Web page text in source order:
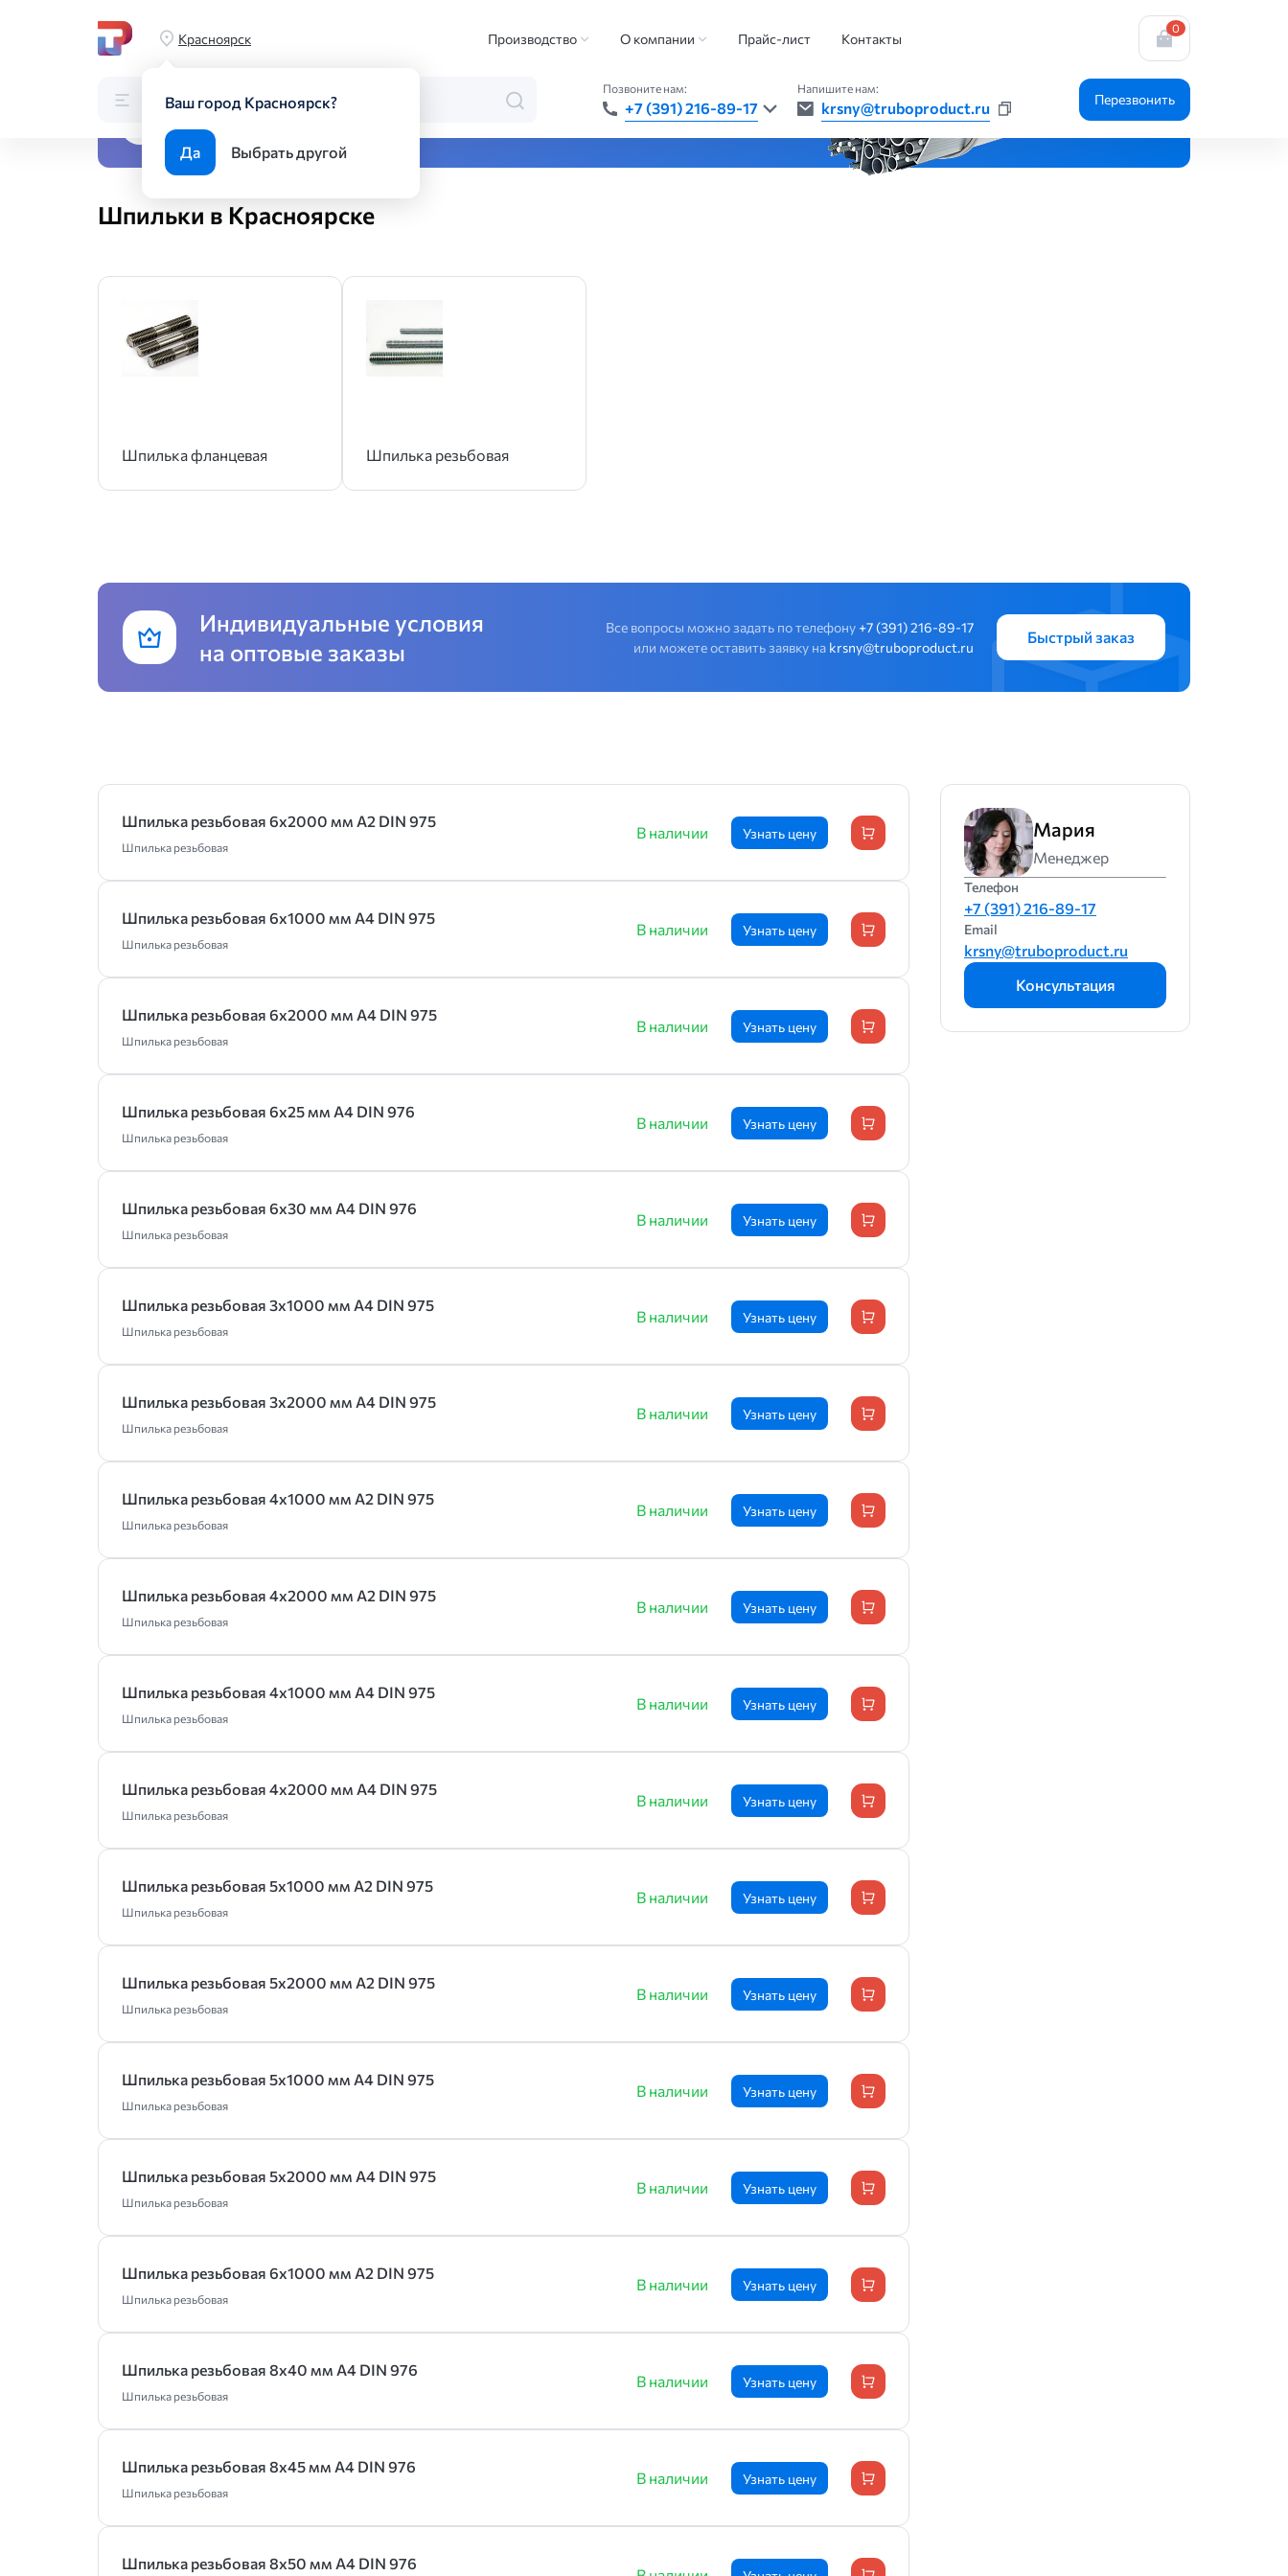
Красноярск
Ваш город Красноярск?
Да Выбрать другой
Производство О компании Прайс-лист Контакты
0
Каталог Поиск по каталогу
Позвоните нам:
+7 (391) 216-89-17
Напишите нам:
krsny@truboproduct.ru Перезвонить
Главная Каталог
Все виды металлопроката — быстро, точно, везде
Шпильки в Красноярске
Шпилька фланцевая Шпилька резьбовая
Индивидуальные условия
на оптовые заказы
Все вопросы можно задать по телефону +7 (391) 216-89-17
или можете оставить заявку на krsny@truboproduct.ru
Быстрый заказ
Шпилька резьбовая 6х2000 мм А2 DIN 975
Шпилька резьбовая
В наличии Узнать цену
Шпилька резьбовая 6х1000 мм А4 DIN 975
Шпилька резьбовая
В наличии Узнать цену
Шпилька резьбовая 6х2000 мм А4 DIN 975
Шпилька резьбовая
В наличии Узнать цену
Шпилька резьбовая 6х25 мм А4 DIN 976
Шпилька резьбовая
В наличии Узнать цену
Шпилька резьбовая 6х30 мм А4 DIN 976
Шпилька резьбовая
В наличии Узнать цену
Шпилька резьбовая 3х1000 мм А4 DIN 975
Шпилька резьбовая
В наличии Узнать цену
Шпилька резьбовая 3х2000 мм А4 DIN 975
Шпилька резьбовая
В наличии Узнать цену
Шпилька резьбовая 4х1000 мм А2 DIN 975
Шпилька резьбовая
В наличии Узнать цену
Шпилька резьбовая 4х2000 мм А2 DIN 975
Шпилька резьбовая
В наличии Узнать цену
Шпилька резьбовая 4х1000 мм А4 DIN 975
Шпилька резьбовая
В наличии Узнать цену
Шпилька резьбовая 4х2000 мм А4 DIN 975
Шпилька резьбовая
В наличии Узнать цену
Шпилька резьбовая 5х1000 мм А2 DIN 975
Шпилька резьбовая
В наличии Узнать цену
Шпилька резьбовая 5х2000 мм А2 DIN 975
Шпилька резьбовая
В наличии Узнать цену
Шпилька резьбовая 5х1000 мм А4 DIN 975
Шпилька резьбовая
В наличии Узнать цену
Шпилька резьбовая 5х2000 мм А4 DIN 975
Шпилька резьбовая
В наличии Узнать цену
Шпилька резьбовая 6х1000 мм А2 DIN 975
Шпилька резьбовая
В наличии Узнать цену
Шпилька резьбовая 8х40 мм А4 DIN 976
Шпилька резьбовая
В наличии Узнать цену
Шпилька резьбовая 8х45 мм А4 DIN 976
Шпилька резьбовая
В наличии Узнать цену
Шпилька резьбовая 8х50 мм А4 DIN 976
Мария
Менеджер
Телефон
+7 (391) 216-89-17
Email
krsny@truboproduct.ru
Консультация